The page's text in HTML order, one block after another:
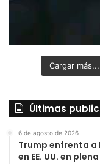
Cargar más...
Últimas
6 de agosto de 2026
Trump enfrenta a
en EE. UU. en